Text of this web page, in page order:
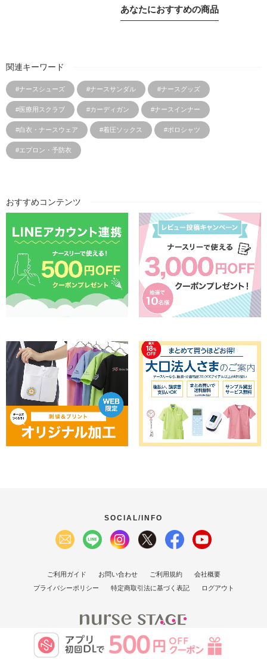
あなたにおすすめの商品
関連キーワード
#ナースシューズ #ナースサンダル #ナースグッズ
#医療用スクラブ #カーディガン #ナースインナー
#白衣・ナースウェア #着圧ソックス #ポロシャツ
#エプロン・予防衣
おすすめコンテンツ
SOCIAL/INFO
ご利用ガイド お問い合わせ ご利用規約
会社概要
プライバシーポリシー
特定商取引法に基づく表記 ログアウト